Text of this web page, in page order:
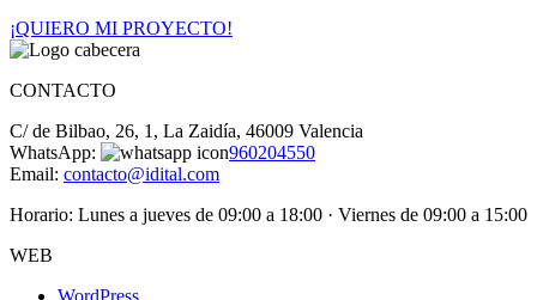
¡QUIERO MI PROYECTO!
CONTACTO
C/ de Bilbao, 26, 1, La Zaidía, 46009 Valencia
WhatsApp:
960204550
Email: contacto@idital.com
Horario: Lunes a jueves de 09:00 a 18:00 · Viernes de 09:00 a 15:00
WEB